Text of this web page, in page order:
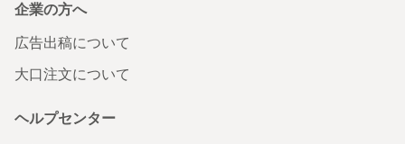
企業の方へ
広告出稿について
大口注文について
ヘルプセンター